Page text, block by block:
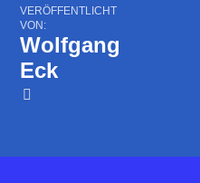
VERÖFFENTLICHT
VON:
Wolfgang
Eck